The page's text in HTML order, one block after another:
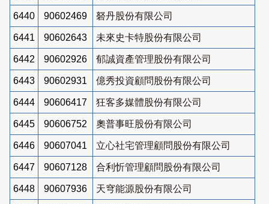
6440 90602469 砮丹股份有限公司
6441 90602643 未來史卡特股份有限公司
6442 90602926 郁誠資產管理股份有限公司
6443 90602931 億秀投資顧問股份有限公司
6444 90606417 狂客多媒體股份有限公司
6445 90606752 奧普事旺股份有限公司
6446 90607041 立心社宅管理顧問股份有限公司
6447 90607128 合利忻管理顧問股份有限公司
6448 90607936 天穹能源股份有限公司